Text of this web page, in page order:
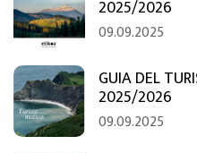
2025/2026
09.09.2025
GUIA DEL
2025/2026
09.09.2025